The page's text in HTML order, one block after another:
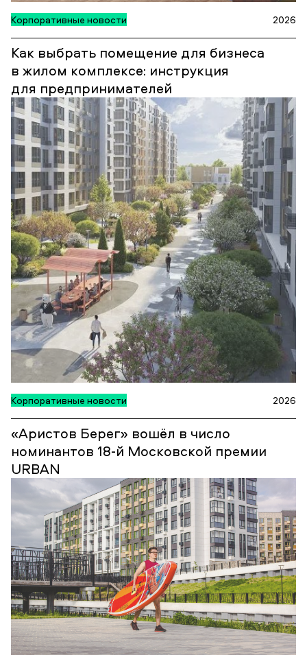
Корпоративные новости 2026
Как выбрать помещение для бизнеса
в жилом комплексе: инструкция
для предпринимателей
Корпоративные новости 2026
«Аристов Берег» вошёл в число
номинантов 18‑й Московской премии
URBAN